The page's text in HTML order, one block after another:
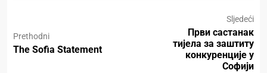
Prethodni
The Sofia Statement
Sljedeći
Први састанак
тијела за заштиту
конкуренције у
Софији